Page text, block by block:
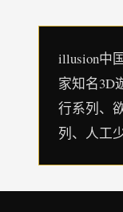
illusion中
家知名3D
行系列、
列、人工